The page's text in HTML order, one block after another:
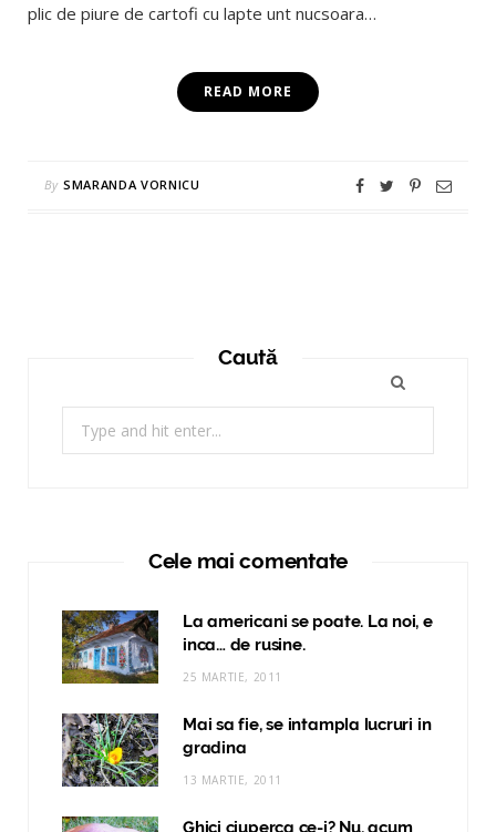
plic de piure de cartofi cu lapte unt nucsoara…
READ MORE
By SMARANDA VORNICU
Caută
Cele mai comentate
La americani se poate. La noi, e
inca… de rusine.
25 MARTIE, 2011
Mai sa fie, se intampla lucruri in
gradina
13 MARTIE, 2011
Ghici ciuperca ce-i? Nu, acum